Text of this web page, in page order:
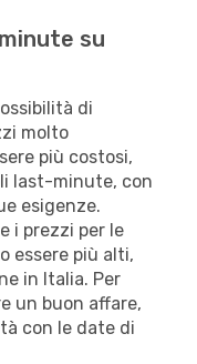
su
di
molto
più costosi,
last-minute, con
esigenze.
i prezzi per le
essere più alti,
in Italia. Per
un buon affare,
con le date di